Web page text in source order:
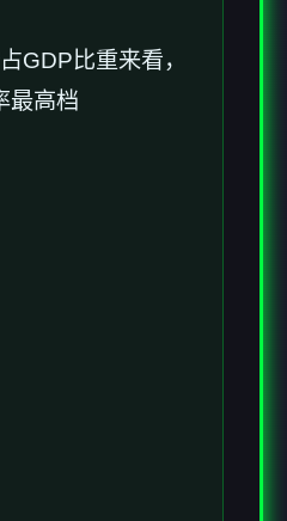
GDP比重来看，
最高档